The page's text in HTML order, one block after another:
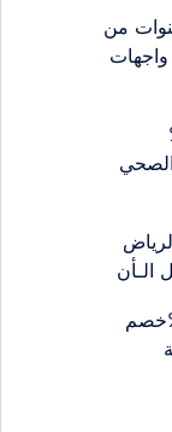
واجهات بالرياض 10سنوات من
واجهات
الصحي
مجاري بالرياض بـ40%خصم